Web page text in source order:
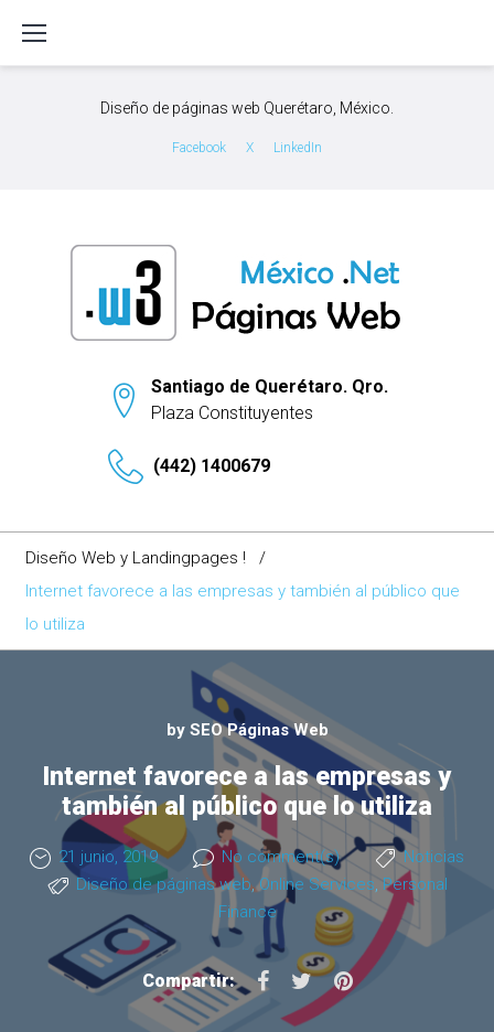
i
Diseño de páginas web Querétaro, México.
Facebook X LinkedIn
Santiago de Querétaro. Qro.
Plaza Constituyentes
(442) 1400679
Diseño Web y Landingpages !
/
Internet favorece a las empresas y también al público que
lo utiliza
by SEO Páginas Web
Internet favorece a las empresas y
también al público que lo utiliza
21 junio, 2019 No comment(s)
Noticias
Diseño de páginas web,Online Services, Personal
Finance
Compartir:
F
T
w
P